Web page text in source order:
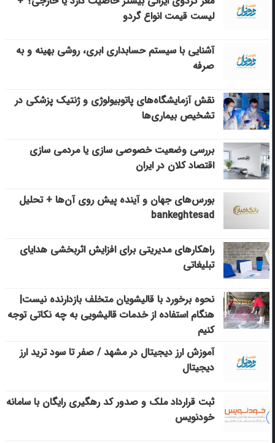
لیست قیمت انواع گردو
آشنایی با سیستم حسابداری ابری، روشی بهینه و به
صرفه
نقش آزمایشگاه‌های پاتوبیولوژی و ژنتیک پزشکی در
تشخیص بیماری‌ها
بررسی وضعیت خصوصی سازی یا مردمی سازی
اقتصاد کلان در ایران
بورس‌های جهان و آینده پیش روی آن‌ها + تحلیل
bankeghtesad
راهکارهای مدیریتی برای افزایش اثربخشی هدایای
تبلیغاتی
نحوه برخورد با قالیشویان متخلف بازدارنده نیست|
هنگام استفاده از خدمات قالیشویی به چه نکاتی توجه
کنیم
آموزش ارز دیجیتال در مشهد / صفر تا سود ترید ارز
دیجیتال
ثبت قرارداد ملک و صدور کد رهگیری رایگان با سامانه
خودنویس